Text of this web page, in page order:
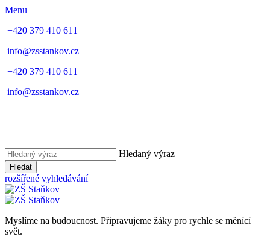
Menu
+420 379 410 611
info@zsstankov.cz
+420 379 410 611
info@zsstankov.cz
Hledaný výraz
Hledat
rozšířené vyhledávání
Myslíme na budoucnost. Připravujeme žáky pro rychle se měnící
svět.